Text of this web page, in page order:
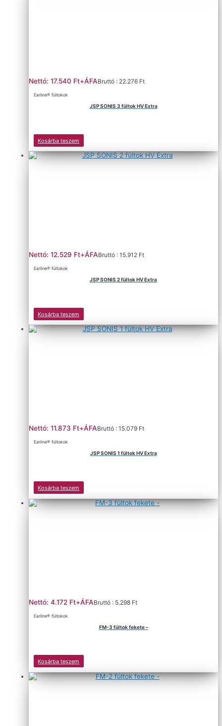
Nettó: 17.540 Ft+ÁFABruttó : 22.276 Ft
Earline® fültokok
JSP SONIS 3 fültok HV Extra
Kosárba teszem
Nettó: 12.529 Ft+ÁFABruttó : 15.912 Ft
Earline® fültokok
JSP SONIS 2 fültok HV Extra
Kosárba teszem
Nettó: 11.873 Ft+ÁFABruttó : 15.079 Ft
Earline® fültokok
JSP SONIS 1 fültok HV Extra
Kosárba teszem
Nettó: 4.172 Ft+ÁFABruttó : 5.298 Ft
Earline® fültokok
FM-3 fültok fekete –
Kosárba teszem